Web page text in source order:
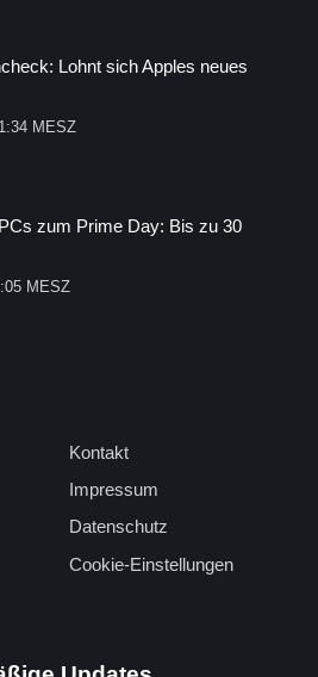
Lohnt sich Apples neues
MESZ
zum Prime Day: Bis zu 30
MESZ
Kontakt
Impressum
Datenschutz
Cookie-Einstellungen